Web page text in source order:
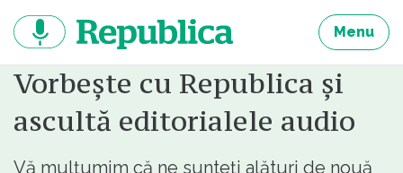
continut
Menu
Vorbește cu Republica și
ascultă editorialele audio
Vă mulțumim că ne sunteți alături de nouă